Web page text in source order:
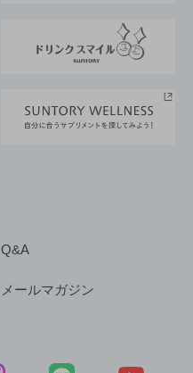
Q&A
メールマガジン